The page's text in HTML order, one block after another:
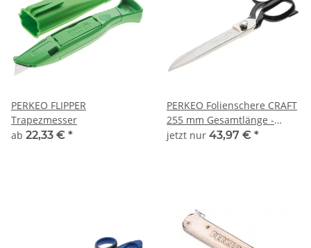
PERKEO FLIPPER
Trapezmesser
ab 22,33 € *
PERKEO Folienschere CRAFT
255 mm Gesamtlänge -
431/02/01
jetzt nur 43,97 € *